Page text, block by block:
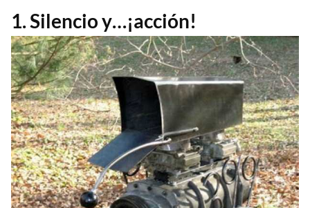
1. Silencio y…¡acción!